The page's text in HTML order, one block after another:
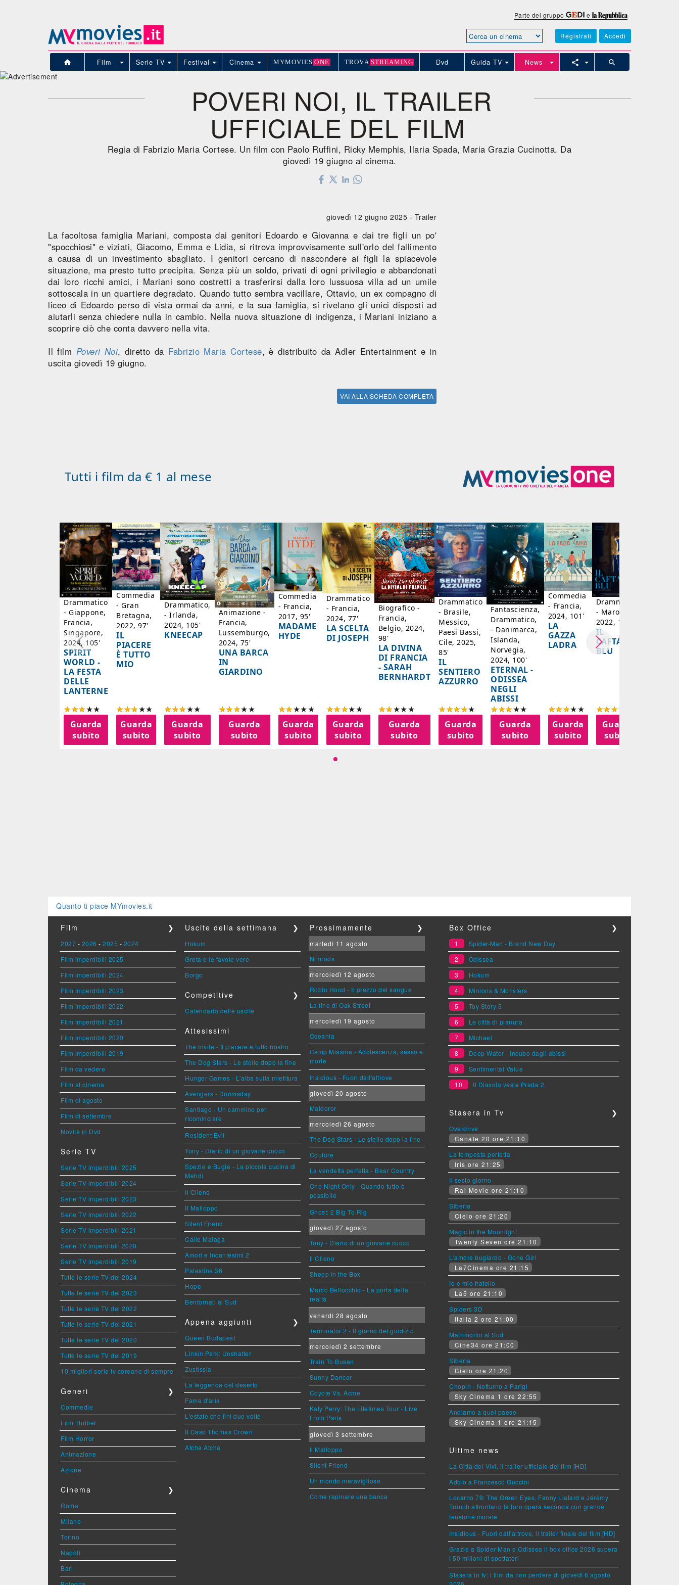
Parte del gruppo e
Registrati Accedi
Film Serie TV Festival Cinema MYMOVIES ONE TROVA STREAMING Dvd Guida TV News
POVERI NOI, IL TRAILER
UFFICIALE DEL FILM
Regia di Fabrizio Maria Cortese. Un film con Paolo Ruffini, Ricky Memphis, Ilaria Spada, Maria Grazia Cucinotta. Da
giovedì 19 giugno al cinema.
giovedì 12 giugno 2025 - Trailer
La facoltosa famiglia Mariani, composta dai genitori Edoardo e Giovanna e dai tre figli un po'
"spocchiosi" e viziati, Giacomo, Emma e Lidia, si ritrova improvvisamente sull'orlo del fallimento
a causa di un investimento sbagliato. I genitori cercano di nascondere ai figli la spiacevole
situazione, ma presto tutto precipita. Senza più un soldo, privati di ogni privilegio e abbandonati
dai loro ricchi amici, i Mariani sono costretti a trasferirsi dalla loro lussuosa villa ad un umile
sottoscala in un quartiere degradato. Quando tutto sembra vacillare, Ottavio, un ex compagno di
liceo di Edoardo perso di vista ormai da anni, e la sua famiglia, si rivelano gli unici disposti ad
aiutarli senza chiedere nulla in cambio. Nella nuova situazione di indigenza, i Mariani iniziano a
scoprire ciò che conta davvero nella vita.
Il film Poveri Noi, diretto da Fabrizio Maria Cortese, è distribuito da Adler Entertainment e in
uscita giovedì 19 giugno.
VAI ALLA SCHEDA COMPLETA
Tutti i film da € 1 al mese
Drammatico
- Giappone,
Francia,
Singapore,
2024, 105'
SPIRIT
WORLD -
LA FESTA
DELLE
LANTERNE
Guarda
subito
Commedia
- Gran
Bretagna,
2022, 97'
IL
PIACERE
È TUTTO
MIO
Guarda
subito
Drammatico,
- Irlanda,
2024, 105'
KNEECAP
Guarda
subito
Animazione -
Francia,
Lussemburgo,
2024, 75'
UNA BARCA
IN
GIARDINO
Guarda
subito
Commedia
- Francia,
2017, 95'
MADAME
HYDE
Guarda
subito
Drammatico
- Francia,
2024, 77'
LA SCELTA
DI JOSEPH
Guarda
subito
Biografico -
Francia,
Belgio, 2024,
98'
LA DIVINA
DI FRANCIA
- SARAH
BERNHARDT
Guarda
subito
Drammatico
- Brasile,
Messico,
Paesi Bassi,
Cile, 2025,
85'
IL
SENTIERO
AZZURRO
Guarda
subito
Fantascienza,
Drammatico,
- Danimarca,
Islanda,
Norvegia,
2024, 100'
ETERNAL -
ODISSEA
NEGLI
ABISSI
Guarda
subito
Commedia
- Francia,
2024, 101'
LA
GAZZA
LADRA
Guarda
subito
Drammatico
- Marocco,
2022, 122'
IL
CAFTANO
BLU
Guarda
subito
Quanto ti piace MYmovies.it
Film ❯
2027 - 2026 - 2025 - 2024
Film imperdibili 2025
Film imperdibili 2024
Film imperdibili 2023
Film imperdibili 2022
Film imperdibili 2021
Film imperdibili 2020
Film imperdibili 2019
Film da vedere
Film al cinema
Film di agosto
Film di settembre
Novità in Dvd
Serie TV
Serie TV imperdibili 2025
Serie TV imperdibili 2024
Serie TV imperdibili 2023
Serie TV imperdibili 2022
Serie TV imperdibili 2021
Serie TV imperdibili 2020
Serie TV imperdibili 2019
Tutte le serie TV del 2024
Tutte le serie TV del 2023
Tutte le serie TV del 2022
Tutte le serie TV del 2021
Tutte le serie TV del 2020
Tutte le serie TV del 2019
10 migliori serie tv coreane di sempre
Generi ❯
Commedie
Film Thriller
Film Horror
Animazione
Azione
Cinema ❯
Roma
Milano
Torino
Napoli
Bari
Uscite della settimana ❯
Hokum
Greta e le favole vere
Borgo
Competitive ❯
Calendario delle uscite
Attesissimi
The Invite - Il piacere è tutto nostro
The Dog Stars - Le stelle dopo la fine
Hunger Games - L'alba sulla mietitura
Avengers - Doomsday
Santiago - Un cammino per
ricominciare
Resident Evil
Tony - Diario di un giovane cuoco
Spezie e Bugie - La piccola cucina di
Mehdi
Il Cileno
Il Malloppo
Silent Friend
Calle Malaga
Amori e Incantesimi 2
Palestina 36
Hope
Bentornati al Sud
Appena aggiunti ❯
Queen Budapest
Linkin Park: Unshatter
Zustissia
La leggenda del deserto
Fame d'aria
L'estate che finì due volte
Il Caso Thomas Crown
Atcha Atcha
Prossimamente ❯
martedì 11 agosto
Nimrods
mercoledì 12 agosto
Robin Hood - Il prezzo del sangue
La fine di Oak Street
mercoledì 19 agosto
Oceania
Camp Miasma - Adolescenza, sesso e
morte
Insidious - Fuori dall'altrove
giovedì 20 agosto
Maldoror
mercoledì 26 agosto
The Dog Stars - Le stelle dopo la fine
Couture
La vendetta perfetta - Bear Country
One Night Only - Quando tutto è
possibile
Ghost: 2 Big To Rig
giovedì 27 agosto
Tony - Diario di un giovane cuoco
Il Cileno
Sheep in the Box
Marco Bellocchio - La porta della
realtà
venerdì 28 agosto
Terminator 2 - Il giorno del giudizio
mercoledì 2 settembre
Train To Busan
Sunny Dancer
Coyote Vs. Acme
Katy Perry: The Lifetimes Tour - Live
From Paris
giovedì 3 settembre
Il Malloppo
Silent Friend
Un mondo meraviglioso
Come rapinare una banca
Box Office ❯
1
Spider-Man - Brand New Day
2
Odissea
3
Hokum
4
Minions & Monsters
5
Toy Story 5
6
Le città di pianura
7
Michael
8
Deep Water - Incubo dagli abissi
9
Sentimental Value
10
Il Diavolo veste Prada 2
Stasera in Tv ❯
Overdrive
Canale 20 ore 21:10
La tempesta perfetta
Iris ore 21:25
Il sesto giorno
Rai Movie ore 21:10
Siberia
Cielo ore 21:20
Magic in the Moonlight
Twenty Seven ore 21:10
L'amore bugiardo - Gone Girl
La7Cinema ore 21:15
Io e mio fratello
La5 ore 21:10
Spiders 3D
Italia 2 ore 21:00
Matrimonio al Sud
Cine34 ore 21:00
Siberia
Cielo ore 21:20
Chopin - Notturno a Parigi
Sky Cinema 1 ore 22:55
Andiamo a quel paese
Sky Cinema 1 ore 21:15
Ultime news
La Città dei Vivi, il trailer ufficiale del film [HD]
Addio a Francesco Guccini
Locarno 79: The Green Eyes, Fanny Liatard e Jérémy
Trouilh affrontano la loro opera seconda con grande
tensione morale
Insidious - Fuori dall'altrove, il trailer finale del film [HD]
Grazie a Spider-Man e Odissea il box office 2026 supera
i 50 milioni di spettatori
Stasera in tv: i film da non perdere di giovedì 6 agosto